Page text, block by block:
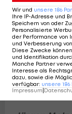
Wir und unsere 186
Ihre IP-Adresse und
Speichern von oder
Personalisierte
der Performance von
und Verbesserung
Diese Zwecke
und Identifikation
Manche Partner
Interesse als
dazu, sowie die
verfügbar: unsere 186
Impressum